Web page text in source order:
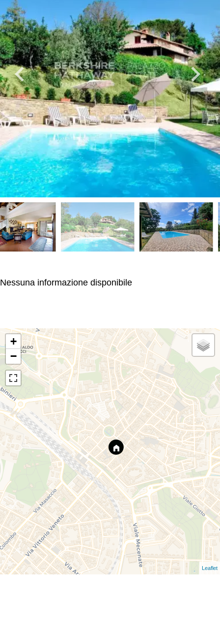
Nessuna informazione disponibile
+
−
Leaflet